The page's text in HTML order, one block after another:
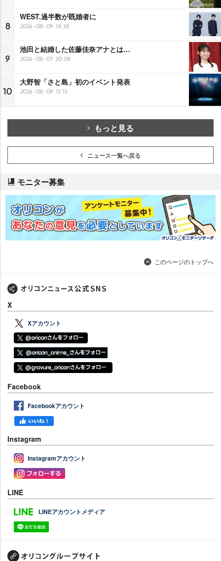
8
WEST.過半数が既婚者に
2026-08-09 18:38
9
池田と結婚した佐藤佳奈アナとは…
2026-08-07 20:08
10
大野智「さと島」初のイベント発表
2026-08-09 13:15
もっと見る
ニュース一覧へ戻る
モニター募集
このページのトップへ
X
Xアカウント
Facebook
Facebookアカウント
Instagram
Instagramアカウント
LINE
LINEアカウントメディア